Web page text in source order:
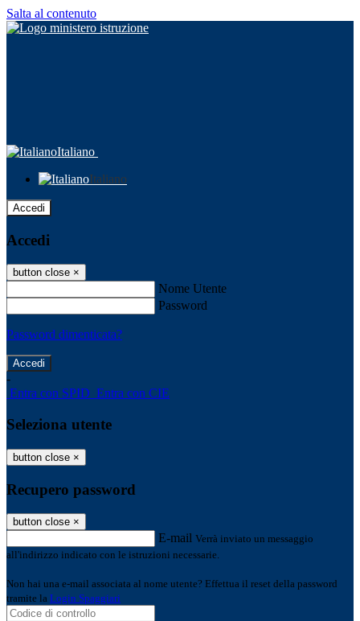
Salta al contenuto
Italiano
Italiano
Accedi
Accedi
button close ×
Nome Utente
Password
Password dimenticata?
-
Entra con SPID Entra con CIE
Seleziona utente
button close ×
Recupero password
button close ×
E-mail Verrà inviato un messaggio
all'indirizzo indicato con le istruzioni necessarie.
Non hai una e-mail associata al nome utente? Effettua il reset della password
tramite la Login Spaggiari